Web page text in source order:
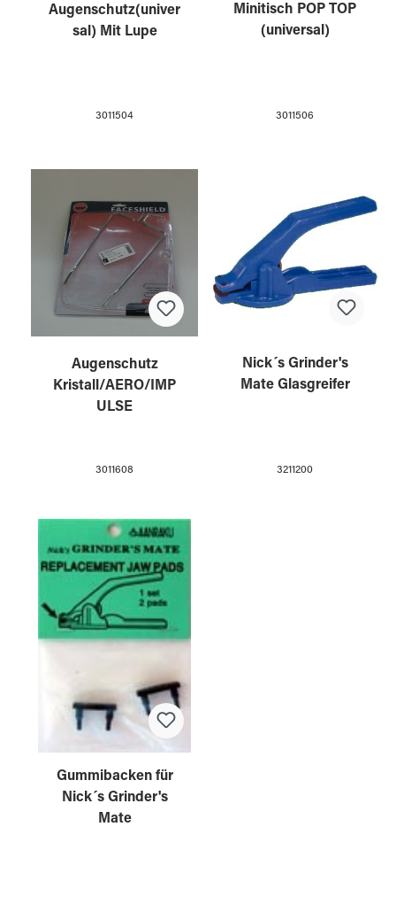
Augenschutz(univer
sal) Mit Lupe
3011504
Minitisch POP TOP
(universal)
3011506
Augenschutz
Kristall/AERO/IMP
ULSE
3011608
Nick´s Grinder's
Mate Glasgreifer
3211200
Gummibacken für
Nick´s Grinder's
Mate